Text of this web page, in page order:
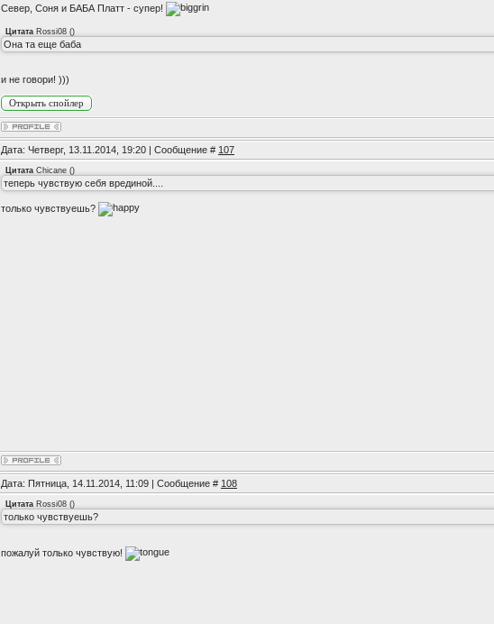
Север, Соня и БАБА Платт - супер!
Цитата Rossi08 ()
Она та еще баба
и не говори! )))
Дата: Четверг, 13.11.2014, 19:20 | Сообщение # 107
Цитата Chicane ()
теперь чувствую себя врединой....
только чувствуешь?
Дата: Пятница, 14.11.2014, 11:09 | Сообщение # 108
Цитата Rossi08 ()
только чувствуешь?
пожалуй только чувствую!